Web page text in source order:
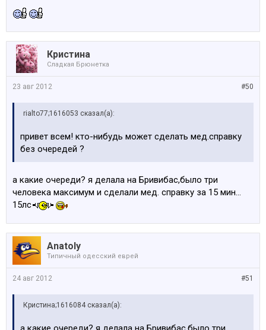
Кристина
Сладкая Брюнетка
#50
23 авг 2012
rialto77;1616053 сказал(а):
привет всем! кто-нибудь может сделать мед.справку
без очередей ?
а какие очереди? я делала на Бривибас,было три
человека максимум и сделали мед. справку за 15 мин...
15лс
Anatoly
Типичный одесский еврей
#51
24 авг 2012
Кристина;1616084 сказал(а):